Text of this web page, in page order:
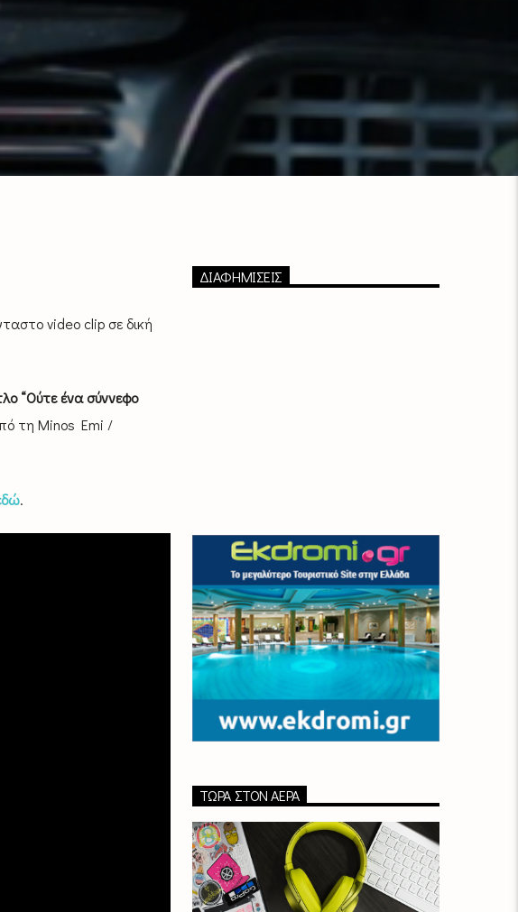
video clip σε δική
“Ούτε ένα σύννεφο
τη Minos Emi /
.
ΔΙΑΦΗΜΙΣΕΙΣ
ΤΏΡΑ ΣΤΟΝ ΑΈΡΑ